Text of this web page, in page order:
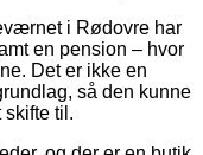
i Rødovre har
en pension – hvor
Det er ikke en
så den kunne
skifte til.